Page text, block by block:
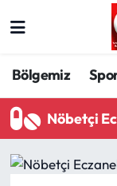
Bölgemiz
Nöbetçi
Spor
Türkiye
Trabzon
Trabzon